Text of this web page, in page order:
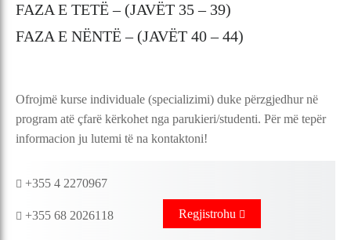
FAZA E TETË – (JAVËT 35 – 39)
FAZA E NËNTË – (JAVËT 40 – 44)
Ofrojmë kurse individuale (specializimi) duke përzgjedhur në
program atë çfarë kërkohet nga parukieri/studenti. Për më tepër
informacion ju lutemi të na kontaktoni!
+355 4 2270967
+355 68 2026118 Regjistrohu